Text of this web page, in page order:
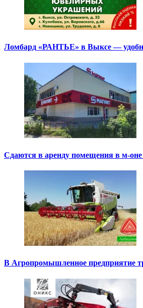
Ломбард «РАНТЬЕ» в Выксе —
Сдаются в аренду помещения в м-
В Агропромышленное предприятие